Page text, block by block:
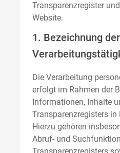
Transparenzregister
Website.
1. Bezeichnung der
Die Verarbeitung
erfolgt im Rahmen der
Informationen, Inhalte
Transparenzregisters in
Hierzu gehören
Abruf- und